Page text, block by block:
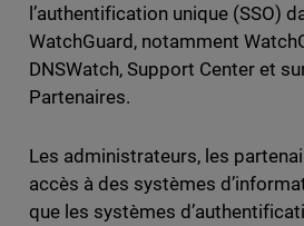
l’authentification unique (SSO)
WatchGuard, notamment
DNSWatch, Support Center et
Partenaires.
Les administrateurs, les
accès à des systèmes
que les systèmes